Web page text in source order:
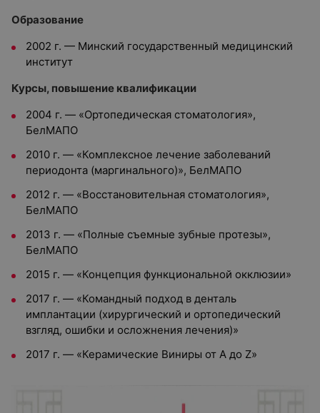
Образование
2002 г. — Минский государственный медицинский
институт
Курсы, повышение квалификации
2004 г. — «Ортопедическая стоматология»,
БелМАПО
2010 г. — «Комплексное лечение заболеваний
периодонта (маргинального)», БелМАПО
2012 г. — «Восстановительная стоматология»,
БелМАПО
2013 г. — «Полные съемные зубные протезы»,
БелМАПО
2015 г. — «Концепция функциональной окклюзии»
2017 г. — «Командный подход в денталь
имплантации (хирургический и ортопедический
взгляд, ошибки и осложнения лечения)»
2017 г. — «Керамические Виниры от A до Z»